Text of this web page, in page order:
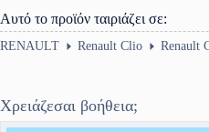
Αυτό το προϊόν ταιριάζει σε:
RENAULT Renault Clio Renault
Χρειάζεσαι βοήθεια;